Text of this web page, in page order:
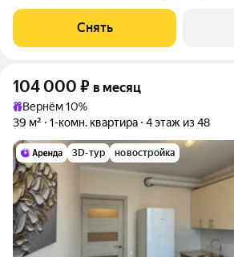
Посудомоечная машина
Снять
104 000 ₽ в месяц
Вернём 10%
39 м²
1-комн. квартира 4 этаж из 48
3D-тур новостройка